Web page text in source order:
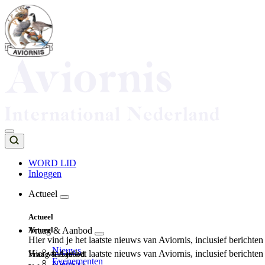
Overslaan
en
naar
de
inhoud
Top
navigation
WORD LID
Inloggen
navigation
Actueel
Actueel
Hier vind je het laatste nieuws van Aviornis, inclusief
Nieuws
Evenementen
Actueel
Hier vind je het laatste nieuws van Aviornis, inclusief
Vraag & Aanbod
Vraag & Aanbod